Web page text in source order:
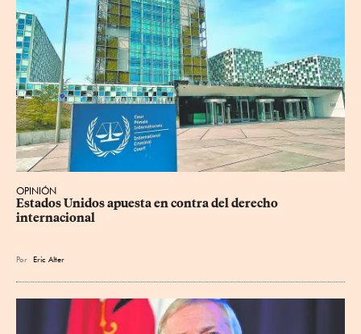
OPINIÓN
Estados Unidos apuesta en contra del derecho
internacional
Por Eric Alter